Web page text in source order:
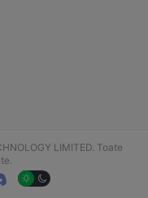
LIMITED. Toate